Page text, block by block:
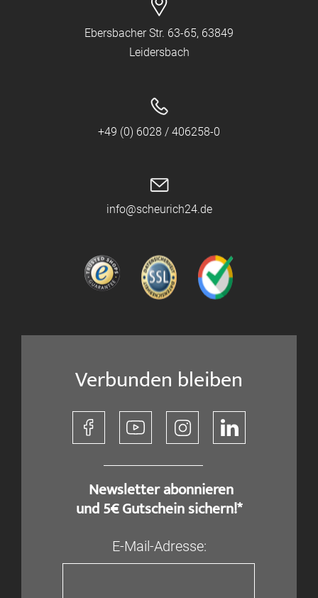
Ebersbacher Str. 63-65, 63849
Leidersbach
+49 (0) 6028 / 406258-0
info@scheurich24.de
Verbunden bleiben
​ Newsletter abonnieren
und 5€ Gutschein sichern!*
E-Mail-Adresse: